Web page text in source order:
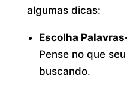
algumas dicas:
Escolha
Pense no que
buscando.